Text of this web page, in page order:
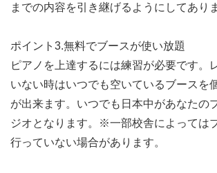
までの内容を引き継げるようにしてあり
ポイント3.無料でブースが使い放題
ピアノを上達するには練習が必要です。
いない時はいつでも空いているブースを
が出来ます。いつでも日本中があなたの
ジオとなります。※一部校舎によっては
行っていない場合があります。